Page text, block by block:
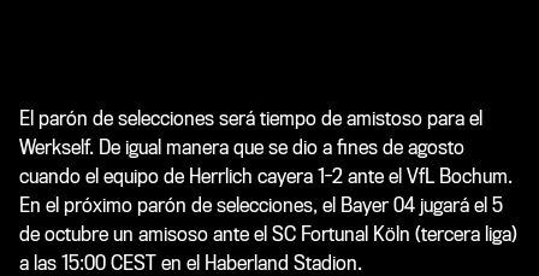
El parón de selecciones será tiempo de amistoso para el
Werkself. De igual manera que se dio a fines de agosto
cuando el equipo de Herrlich cayera 1-2 ante el VfL Bochum.
En el próximo parón de selecciones, el Bayer 04 jugará el 5
de octubre un amisoso ante el SC Fortunal Köln (tercera liga)
a las 15:00 CEST en el Haberland Stadion.